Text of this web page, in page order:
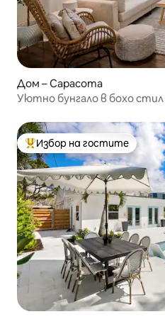
Дом – Сарасота
Уютно бунгало в бохо
Най-популярен избор на
Избор на гостите